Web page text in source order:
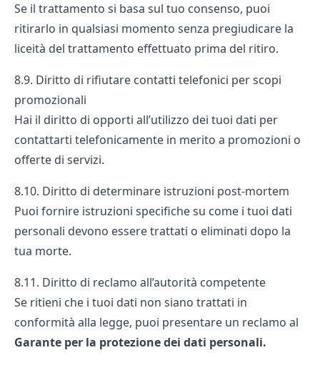
Se il trattamento si basa sul tuo consenso, puoi
ritirarlo in qualsiasi momento senza pregiudicare la
liceità del trattamento effettuato prima del ritiro.
8.9. Diritto di rifiutare contatti telefonici per scopi
promozionali
Hai il diritto di opporti all’utilizzo dei tuoi dati per
contattarti telefonicamente in merito a promozioni o
offerte di servizi.
8.10. Diritto di determinare istruzioni post-mortem
Puoi fornire istruzioni specifiche su come i tuoi dati
personali devono essere trattati o eliminati dopo la
tua morte.
8.11. Diritto di reclamo all’autorità competente
Se ritieni che i tuoi dati non siano trattati in
conformità alla legge, puoi presentare un reclamo al
Garante per la protezione dei dati personali.